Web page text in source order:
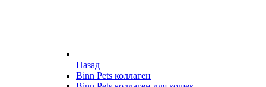
Назад
Binn Pets коллаген